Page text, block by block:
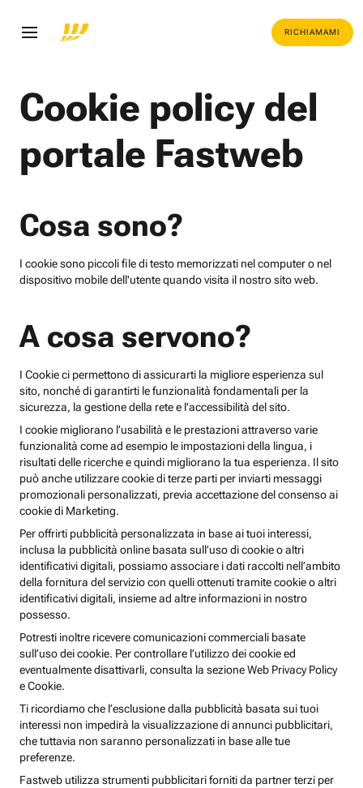
RICHIAMAMI
Cookie policy del
portale Fastweb
Cosa sono?
I cookie sono piccoli file di testo memorizzati nel computer o nel
dispositivo mobile dell'utente quando visita il nostro sito web.
A cosa servono?
I Cookie ci permettono di assicurarti la migliore esperienza sul
sito, nonché di garantirti le funzionalità fondamentali per la
sicurezza, la gestione della rete e l’accessibilità del sito.
I cookie migliorano l’usabilità e le prestazioni attraverso varie
funzionalità come ad esempio le impostazioni della lingua, i
risultati delle ricerche e quindi migliorano la tua esperienza. Il sito
può anche utilizzare cookie di terze parti per inviarti messaggi
promozionali personalizzati, previa accettazione del consenso ai
cookie di Marketing.
Per offrirti pubblicità personalizzata in base ai tuoi interessi,
inclusa la pubblicità online basata sull’uso di cookie o altri
identificativi digitali, possiamo associare i dati raccolti nell’ambito
della fornitura del servizio con quelli ottenuti tramite cookie o altri
identificativi digitali, insieme ad altre informazioni in nostro
possesso.
Potresti inoltre ricevere comunicazioni commerciali basate
sull’uso dei cookie. Per controllare l’utilizzo dei cookie ed
eventualmente disattivarli, consulta la sezione Web Privacy Policy
e Cookie.
Ti ricordiamo che l’esclusione dalla pubblicità basata sui tuoi
interessi non impedirà la visualizzazione di annunci pubblicitari,
che tuttavia non saranno personalizzati in base alle tue
preferenze.
Fastweb utilizza strumenti pubblicitari forniti da partner terzi per